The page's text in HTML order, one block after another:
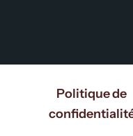
Politique de